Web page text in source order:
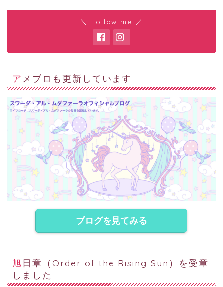
＼ Follow me ／
アメブロも更新しています
ブログを見てみる
旭日章（Order of the Rising Sun）を受章
しました